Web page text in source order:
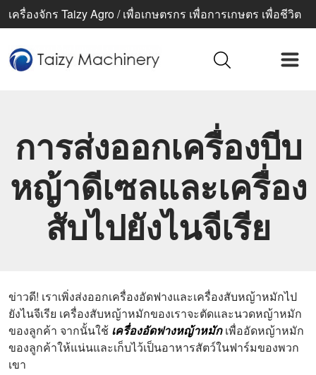
เครื่องจักร Taizy Agro / เพื่อเกษตรกร เพื่อการเกษตร เพื่อชีวิต
การส่งออกเครื่องบีบ
หญ้าดีเซลและเครื่อง
สับไปยังไนจีเรีย
ข่าวดี! เราเพิ่งส่งออกเครื่องอัดฟางและเครื่องสับหญ้าหมักไป
ยังไนจีเรีย เครื่องสับหญ้าหมักของเราจะตัดและนวดหญ้าหมัก
ของลูกค้า จากนั้นใช้ เครื่องอัดฟางหญ้าหมักเพื่ออัดหญ้าหมัก
ของลูกค้าให้แน่นและเก็บไว้เป็นอาหารสัตว์ในฟาร์มของพวก
เขา